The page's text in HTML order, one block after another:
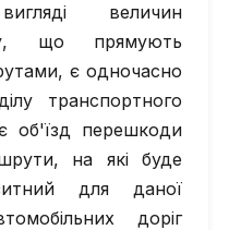
величин
що прямують
є одночасно
транспортного
об'їзд перешкоди
на які буде
для даної
доріг